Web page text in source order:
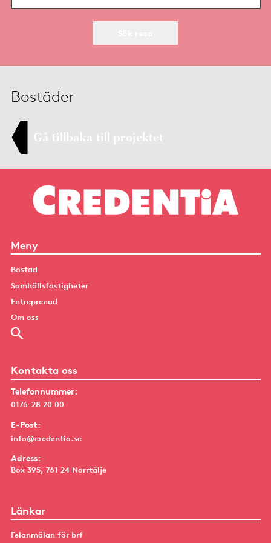
Bostäder
Gå tillbaka till projektet
Meny
Bostad
Samhällsfastigheter
Entreprenad
Om oss
Kontakta oss
Telefonnummer:
0176-28 20 00
E-Post:
info@credentia.se
Adress:
Box 395, 761 24 Norrtälje
Länkar
Felanmälan för brf